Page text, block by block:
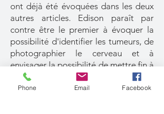
ont déjà été évoquées dans les deux
autres articles. Edison paraît par
contre être le premier à évoquer la
possibilité d'identifier les tumeurs, de
photographier le cerveau et à
envisager la possibilité de mettre fin à
la vivsection. Il évoque également les
possibilités d'applications dans
Phone Email Facebook